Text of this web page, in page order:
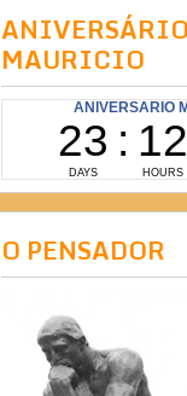
ANIVERSÁRIO
MAURICIO
O PENSADOR